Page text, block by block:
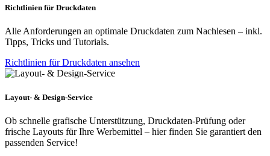
Richtlinien für Druckdaten
Alle Anforderungen an optimale Druckdaten zum Nachlesen – inkl.
Tipps, Tricks und Tutorials.
Richtlinien für Druckdaten ansehen
Layout- & Design-Service
Ob schnelle grafische Unterstützung, Druckdaten-Prüfung oder
frische Layouts für Ihre Werbemittel – hier finden Sie garantiert den
passenden Service!